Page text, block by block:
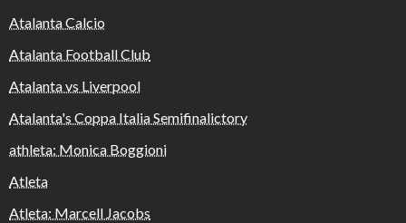
Atalanta Calcio
Atalanta Football Club
Atalanta vs Liverpool
Atalanta's Coppa Italia Semifinalictory
athleta: Monica Boggioni
Atleta
Atleta: Marcell Jacobs